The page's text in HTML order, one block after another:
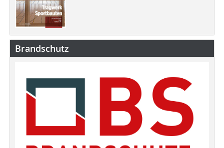
Brandschutz